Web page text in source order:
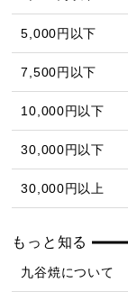
5,000円以下
7,500円以下
10,000円以下
30,000円以下
30,000円以上
もっと知る
九谷焼について